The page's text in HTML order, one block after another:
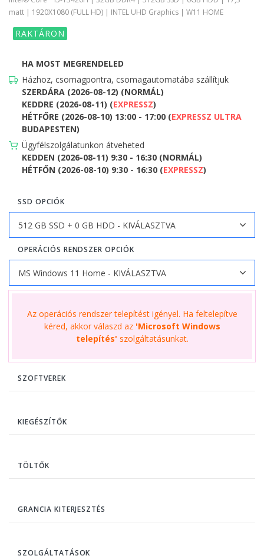
matt | 1920X1080 (FULL HD) | INTEL UHD Graphics | W11 HOME
RAKTÁRON
HA MOST MEGRENDELED
Házhoz, csomagpontra, csomagautomatába szállítjuk
SZERDÁRA (2026-08-12) (NORMÁL)
KEDDRE (2026-08-11) (EXPRESSZ)
HÉTFŐRE (2026-08-10) 13:00 - 17:00 (EXPRESSZ ULTRA
BUDAPESTEN)
Ügyfélszolgálatunkon átveheted
KEDDEN (2026-08-11) 9:30 - 16:30 (NORMÁL)
HÉTFŐN (2026-08-10) 9:30 - 16:30 (EXPRESSZ)
SSD OPCIÓK
OPERÁCIÓS RENDSZER OPCIÓK
Az operációs rendszer telepítést igényel. Ha feltelepítve
kéred, akkor válaszd az 'Microsoft Windows
telepítés' szolgáltatásunkat.
SZOFTVEREK
KIEGÉSZÍTŐK
TÖLTŐK
GRANCIA KITERJESZTÉS
SZOLGÁLTATÁSOK